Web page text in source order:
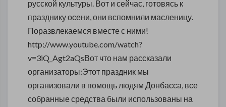
русской культуры. Вот и сейчас, готовясь к
празднику осени, они вспомнили масленицу.
Поразвлекаемся вместе с ними!
http://www.youtube.com/watch?
v=3iQ_Agt2aQsВот что нам рассказали
организаторы:Этот праздник мы
организовали в помощь людям Донбасса, все
собранные средства были использованы на